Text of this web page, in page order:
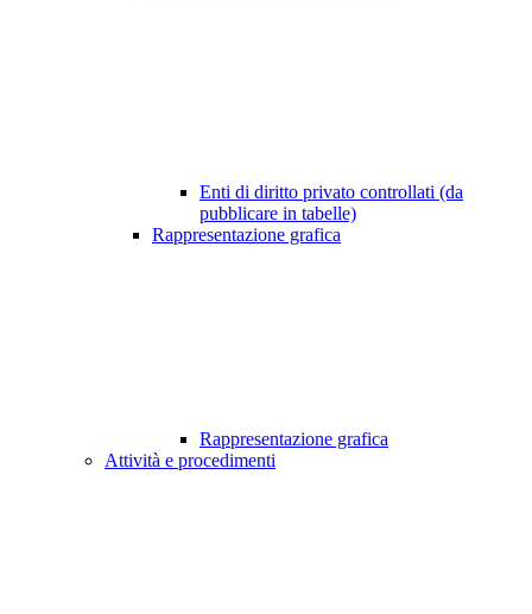
Enti di diritto privato controllati (da
pubblicare in tabelle)
Rappresentazione grafica
Rappresentazione grafica
Attività e procedimenti